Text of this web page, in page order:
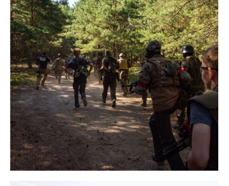
Ich habe eine Frage zu der
Mission 24H
WEITER